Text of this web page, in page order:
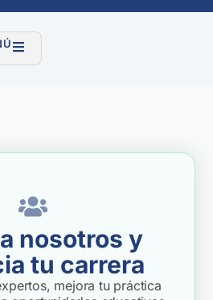
nosotros y
tu carrera
mejora tu práctica